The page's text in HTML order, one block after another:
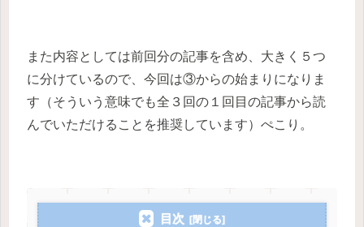
また内容としては前回分の記事を含め、大きく５つ
に分けているので、今回は③からの始まりになりま
す（そういう意味でも全３回の１回目の記事から読
んでいただけることを推奨しています）ぺこり。
目次